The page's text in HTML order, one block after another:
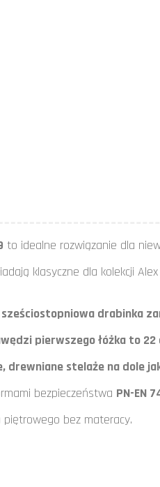
to idealne rozwiązanie dla
klasyczne dla kolekcji Alex
sześciostopniowa drabinka
pierwszego łóżka to
stelaże na dole
bezpieczeństwa PN-EN
piętrowego bez materacy.